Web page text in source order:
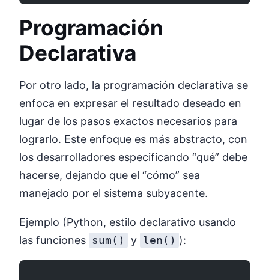
Programación
Declarativa
Por otro lado, la programación declarativa se
enfoca en expresar el resultado deseado en
lugar de los pasos exactos necesarios para
lograrlo. Este enfoque es más abstracto, con
los desarrolladores especificando “qué” debe
hacerse, dejando que el “cómo” sea
manejado por el sistema subyacente.
Ejemplo (Python, estilo declarativo usando
las funciones sum() y len() ):